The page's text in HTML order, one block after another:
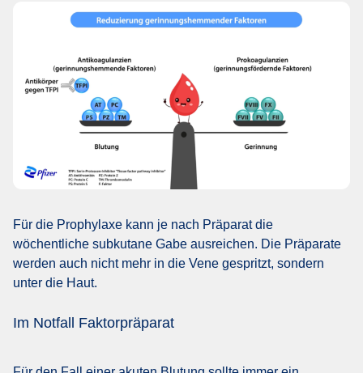
Für die Prophylaxe kann je nach Präparat die
wöchentliche subkutane Gabe ausreichen. Die Präparate
werden auch nicht mehr in die Vene gespritzt, sondern
unter die Haut.
Im Notfall Faktorpräparat